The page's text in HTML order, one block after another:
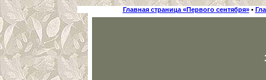
Главная страница «Первого сентября»•